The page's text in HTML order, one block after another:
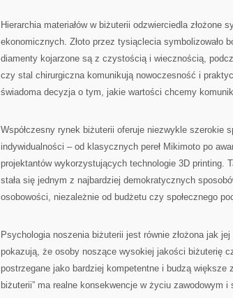
Hierarchia materiałów w biżuterii odzwierciedla złożone
ekonomicznych. Złoto przez tysiąclecia symbolizowało
diamenty kojarzone są z czystością i wiecznością,
czy stal chirurgiczna komunikują nowoczesność i
świadoma decyzja o tym, jakie wartości chcemy
Współczesny rynek biżuterii oferuje niezwykle szerokie
indywidualności – od klasycznych pereł Mikimoto po
projektantów wykorzystujących technologie 3D printing.
stała się jednym z najbardziej demokratycznych
osobowości, niezależnie od budżetu czy społecznego
Psychologia noszenia biżuterii jest równie złożona jak
pokazują, że osoby noszące wysokiej jakości biżuterię
postrzegane jako bardziej kompetentne i budzą większe
biżuterii” ma realne konsekwencje w życiu zawodowym